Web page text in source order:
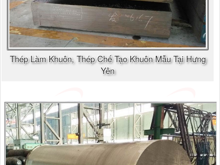
Thép Làm Khuôn, Thép Chế Tạo Khuôn Mẫu Tại Hưng
Yên